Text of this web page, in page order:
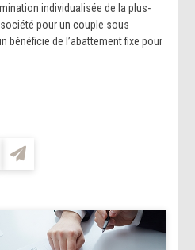
individualisée de la plus-
pour un couple sous
bénéficie de l’abattement fixe pour